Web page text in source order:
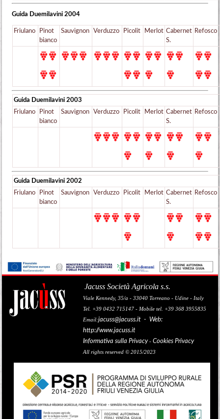
Guida Duemilavini 2004
Friulano
Pinot
bianco
Sauvignon Verduzzo Picolit Merlot Cabernet
S.
Refosco
Guida Duemilavini 2003
Friulano
Pinot
bianco
Sauvignon Verduzzo Picolit Merlot Cabernet
S.
Refosco
Guida Duemilavini 2002
Friulano
Pinot
bianco
Sauvignon Verduzzo Picolit Merlot Cabernet
S.
Refosco
Jacuss Società Agricola s.s.
Viale Kennedy, 35/a - 33040 Torreano - Udine - Italy
Tel. +39 0432 715147 - Mobile tel. +39 368 3955835
Email:jacuss@jacuss.it - Web:
http://www.jacuss.it
Informativa sulla Privacy-Cookies Privacy
All rights reserved © 2015/2023